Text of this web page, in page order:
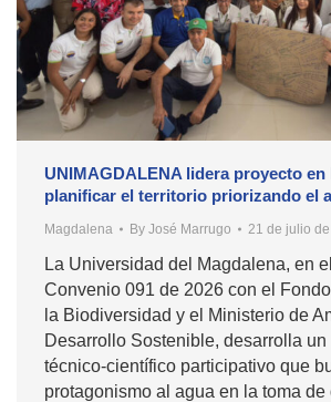
UNIMAGDALENA lidera proyecto en
planificar el territorio priorizando el
Magdalena By José Marrugo 21 de julio
La Universidad del Magdalena, en
Convenio 091 de 2026 con el
la Biodiversidad y el Ministerio de
Desarrollo Sostenible, desarrolla un
técnico-científico participativo que
protagonismo al agua en la toma